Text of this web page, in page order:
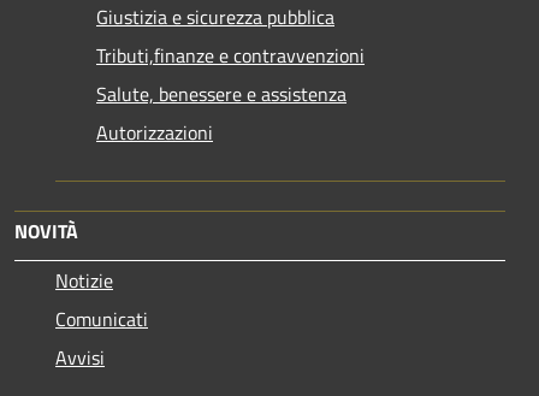
Giustizia e sicurezza pubblica
Tributi,finanze e contravvenzioni
Salute, benessere e assistenza
Autorizzazioni
NOVITÀ
Notizie
Comunicati
Avvisi